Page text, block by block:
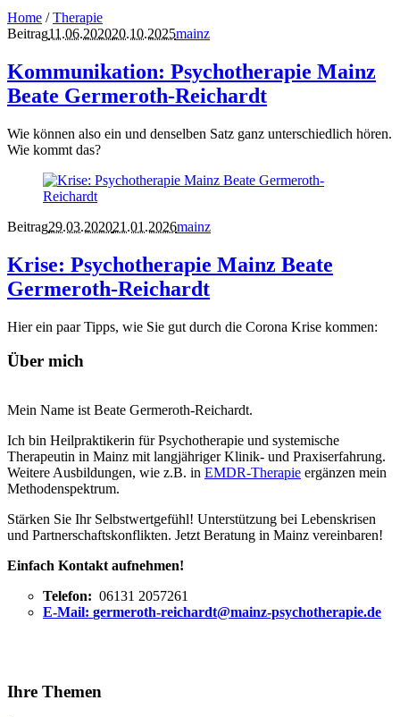
Home /Therapie
Beitrag11.06.202020.10.2025mainz
Kommunikation: Psychotherapie Mainz
Beate Germeroth-Reichardt
Wie können also ein und denselben Satz ganz unterschiedlich hören.
Wie kommt das?
Beitrag29.03.202021.01.2026mainz
Krise: Psychotherapie Mainz Beate
Germeroth-Reichardt
Hier ein paar Tipps, wie Sie gut durch die Corona Krise kommen:
Über mich
Mein Name ist Beate Germeroth-Reichardt.
Ich bin Heilpraktikerin für Psychotherapie und systemische
Therapeutin in Mainz mit langjähriger Klinik- und Praxiserfahrung.
Weitere Ausbildungen, wie z.B. in EMDR-Therapie ergänzen mein
Methodenspektrum.
Stärken Sie Ihr Selbstwertgefühl! Unterstützung bei Lebenskrisen
und Partnerschaftskonflikten. Jetzt Beratung in Mainz vereinbaren!
Einfach Kontakt aufnehmen!
Telefon: 06131 2057261
E-Mail: germeroth-reichardt@mainz-psychotherapie.de
Ihre Themen